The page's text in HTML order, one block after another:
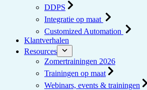
DDPS
Integratie op maat
Customized Automation
Klantverhalen
Resources
Zomertrainingen 2026
Trainingen op maat
Webinars, events & trainingen